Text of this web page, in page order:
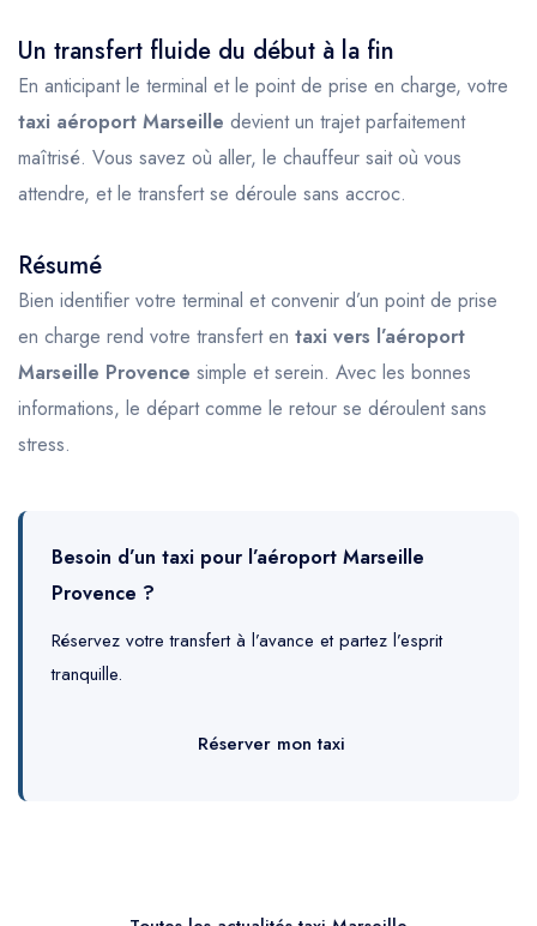
Un transfert fluide du début à la fin
En anticipant le terminal et le point de prise en charge, votre
taxi aéroport Marseille devient un trajet parfaitement
maîtrisé. Vous savez où aller, le chauffeur sait où vous
attendre, et le transfert se déroule sans accroc.
Résumé
Bien identifier votre terminal et convenir d’un point de prise
en charge rend votre transfert en taxi vers l’aéroport
Marseille Provence simple et serein. Avec les bonnes
informations, le départ comme le retour se déroulent sans
stress.
Besoin d’un taxi pour l’aéroport Marseille
Provence ?
Réservez votre transfert à l’avance et partez l’esprit
tranquille.
Réserver mon taxi